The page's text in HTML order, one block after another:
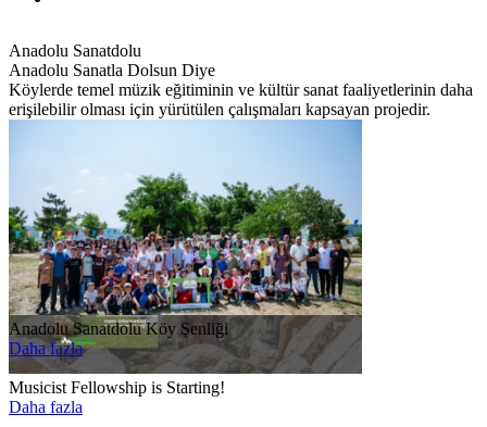
Musicist Fellowship is Starting!
Daha fazla
Anadolu Sanatdolu
Anadolu Sanatla Dolsun Diye
Köylerde temel müzik eğitiminin ve kültür sanat faaliyetlerinin daha
erişilebilir olması için yürütülen çalışmaları kapsayan projedir.
Anadolu Sanatdolu Köy Şenliği
Daha fazla